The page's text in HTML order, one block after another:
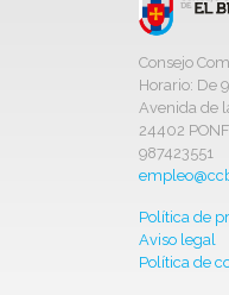
Consejo
Horario: De
Avenida de
24402
987423551
Política de
Aviso legal
Política de